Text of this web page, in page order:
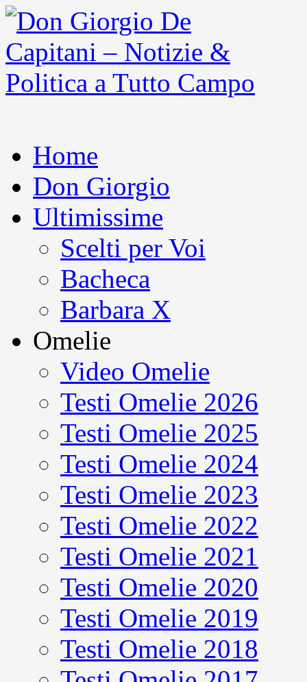
Home
Don Giorgio
Ultimissime
Scelti per Voi
Bacheca
Barbara X
Omelie
Video Omelie
Testi Omelie 2026
Testi Omelie 2025
Testi Omelie 2024
Testi Omelie 2023
Testi Omelie 2022
Testi Omelie 2021
Testi Omelie 2020
Testi Omelie 2019
Testi Omelie 2018